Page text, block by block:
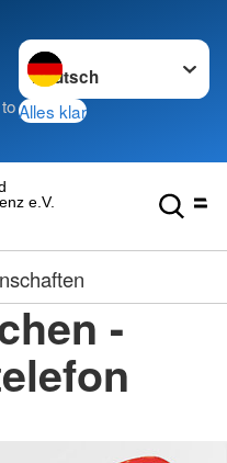
Sprache wechseln zu
Alles klar
e.V.
-